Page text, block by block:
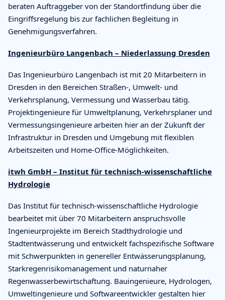
beraten Auftraggeber von der Standortfindung über die
Eingriffsregelung bis zur fachlichen Begleitung in
Genehmigungsverfahren.
Ingenieurbüro Langenbach – Niederlassung Dresden
Das Ingenieurbüro Langenbach ist mit 20 Mitarbeitern in
Dresden in den Bereichen Straßen-, Umwelt- und
Verkehrsplanung, Vermessung und Wasserbau tätig.
Projektingenieure für Umweltplanung, Verkehrsplaner und
Vermessungsingenieure arbeiten hier an der Zukunft der
Infrastruktur in Dresden und Umgebung mit flexiblen
Arbeitszeiten und Home-Office-Möglichkeiten.
itwh GmbH – Institut für technisch-wissenschaftliche
Hydrologie
Das Institut für technisch-wissenschaftliche Hydrologie
bearbeitet mit über 70 Mitarbeitern anspruchsvolle
Ingenieurprojekte im Bereich Stadthydrologie und
Stadtentwässerung und entwickelt fachspezifische Software
mit Schwerpunkten in genereller Entwässerungsplanung,
Starkregenrisikomanagement und naturnaher
Regenwasserbewirtschaftung. Bauingenieure, Hydrologen,
Umweltingenieure und Softwareentwickler gestalten hier